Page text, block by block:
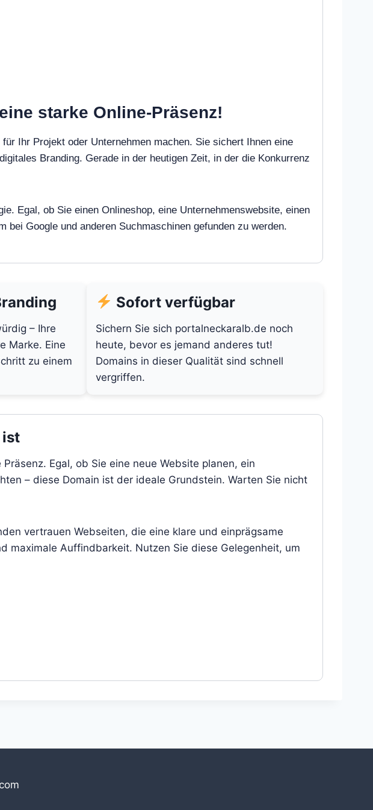
starke Online-Präsenz!
Ihr Projekt oder Unternehmen machen. Sie sichert Ihnen eine
Branding. Gerade in der heutigen Zeit, in der die Konkurrenz
Egal, ob Sie einen Onlineshop, eine Unternehmenswebsite, einen
Google und anderen Suchmaschinen gefunden zu werden.
– Ihre
Marke. Eine
zu einem
Sofort verfügbar
Sichern Sie sich portalneckaralb.de noch
heute, bevor es jemand anderes tut!
Domains in dieser Qualität sind schnell
vergriffen.
ist
Egal, ob Sie eine neue Website planen, ein
– diese Domain ist der ideale Grundstein. Warten Sie nicht
vertrauen Webseiten, die eine klare und einprägsame
maximale Auffindbarkeit. Nutzen Sie diese Gelegenheit, um